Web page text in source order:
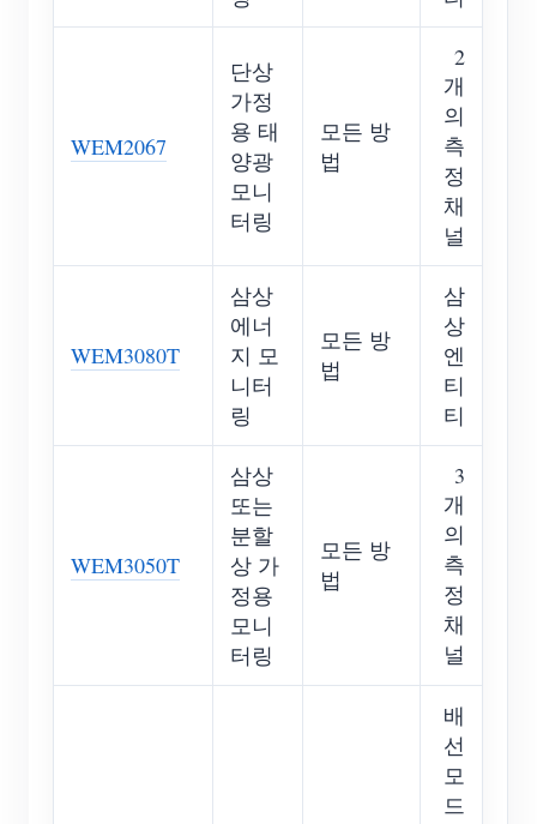
WEM2067
단상
가정
용 태
양광
모니
터링
모든 방
법
2
개
의
측
정
채
널
WEM3080T
삼상
에너
지 모
니터
링
모든 방
법
삼
상
엔
티
티
WEM3050T
삼상
또는
분할
상 가
정용
모니
터링
모든 방
법
3
개
의
측
정
채
널
배
선
모
드